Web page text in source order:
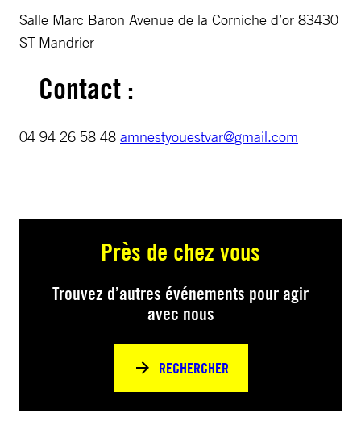
Salle Marc Baron Avenue de la Corniche d’or 83430
ST-Mandrier
Contact :
04 94 26 58 48 amnestyouestvar@gmail.com
Près de chez vous
Trouvez d’autres événements pour agir
avec nous
RECHERCHER